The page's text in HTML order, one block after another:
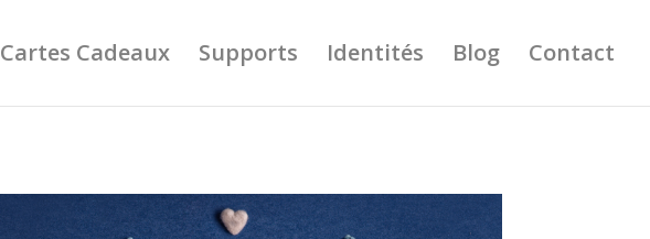
Cartes Cadeaux Supports Identités Blog Contact